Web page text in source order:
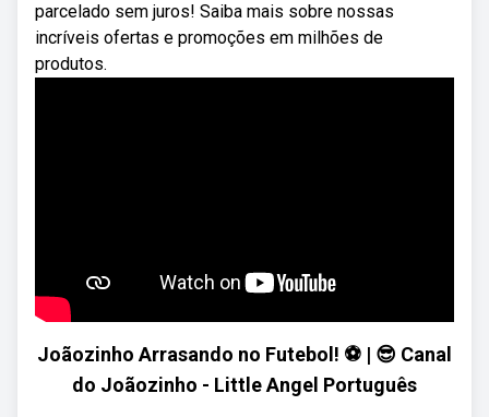
parcelado sem juros! Saiba mais sobre nossas
incríveis ofertas e promoções em milhões de
produtos.
Joãozinho Arrasando no Futebol! ⚽ | 😎 Canal
do Joãozinho - Little Angel Português